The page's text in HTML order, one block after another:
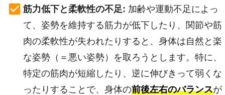
筋力低下と柔軟性の不足: 加齢や運動不足によっ
て、姿勢を維持する筋力が低下したり、関節や筋
肉の柔軟性が失われたりすると、身体は自然と楽
な姿勢（＝悪い姿勢）を取ろうとします。特に、
特定の筋肉が短縮したり、逆に伸びきって弱くな
ったりすることで、身体の前後左右のバランスが